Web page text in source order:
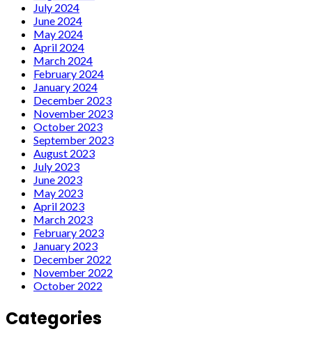
July 2024
June 2024
May 2024
April 2024
March 2024
February 2024
January 2024
December 2023
November 2023
October 2023
September 2023
August 2023
July 2023
June 2023
May 2023
April 2023
March 2023
February 2023
January 2023
December 2022
November 2022
October 2022
Categories